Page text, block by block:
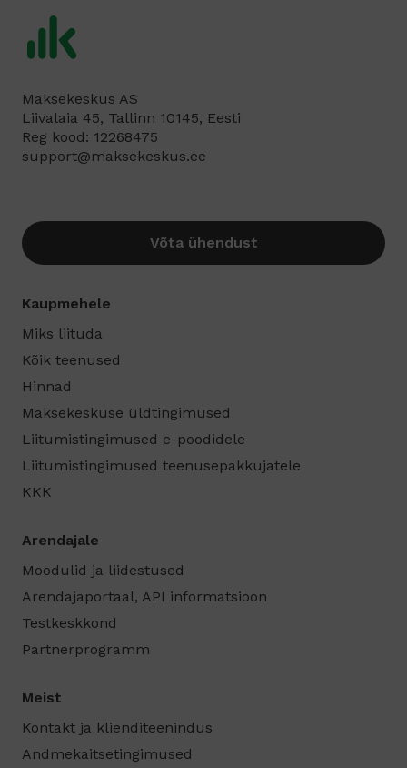
Maksekeskus AS
Liivalaia 45, Tallinn 10145, Eesti
Reg kood: 12268475
support@maksekeskus.ee
Võta ühendust
Kaupmehele
Miks liituda
Kõik teenused
Hinnad
Maksekeskuse üldtingimused
Liitumistingimused e-poodidele
Liitumistingimused teenusepakkujatele
KKK
Arendajale
Moodulid ja liidestused
Arendajaportaal, API informatsioon
Testkeskkond
Partnerprogramm
Meist
Kontakt ja klienditeenindus
Andmekaitsetingimused